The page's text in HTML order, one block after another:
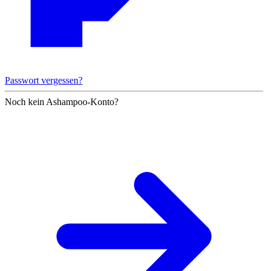
Passwort vergessen?
Noch kein Ashampoo-Konto?